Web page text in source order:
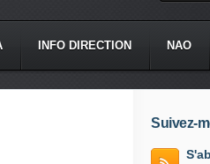
INFO DIRECTION NAO
Suivez-